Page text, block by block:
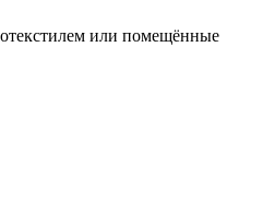
или помещённые